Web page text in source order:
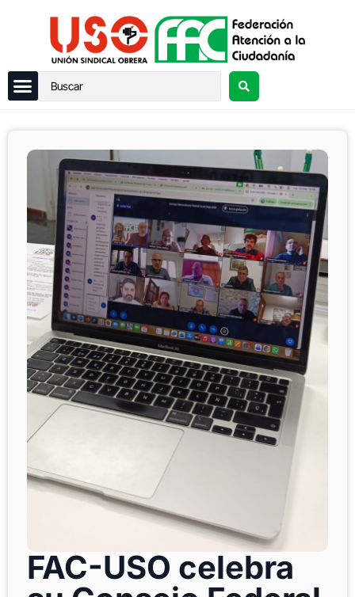
FAC-USO celebra